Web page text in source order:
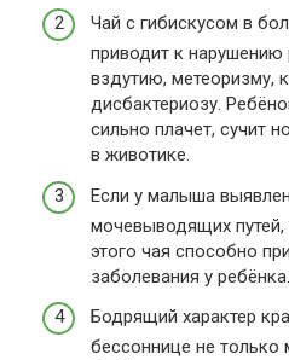
Чай с гибискусом в
приводит к
вздутию, метеоризму,
дисбактериозу.
сильно плачет, сучит
в животике.
Если у малыша
мочевыводящих
этого чая способно
заболевания у ребёнка.
Бодрящий характер
бессоннице не только